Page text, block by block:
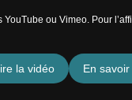
YouTube ou Vimeo. Pour
la vidéo En